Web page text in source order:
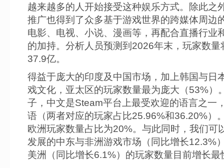
越来越多的人开始接受这种娱乐方式。除此之
推广也得到了众多基于游戏世界的跨媒体周边
电影、电视、小说、漫画等，再配合直播行业
的加持。分析人员预测到2026年末，玩家数量
37.9亿。
得益于庞大的印度及中国市场，加上韩国与日
戏文化，亚太区的玩家数量最为庞大（53%）
子，中文是Steam平台上最受欢迎的语言之一
语（两者对应的玩家占比25.96%和36.20%）
欧洲玩家数量占比为20%。与此同时，我们可
发展的中东与非洲游戏市场（同比增长12.3%
美洲（同比增长6.1%）的玩家数量目前增长最